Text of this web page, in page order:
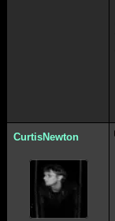
CurtisNewton